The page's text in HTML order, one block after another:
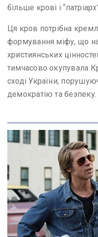
більше крові і
Ця кров потрібна
формування міфу, що
християнських
тимчасово окупувала
сході України,
демократію та безпеку.